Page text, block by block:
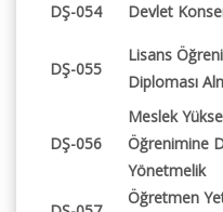
DŞ-054
Devlet
DŞ-055
Lisans
Diploması
DŞ-056
Meslek
Öğrenimine
Yönetmelik
Öğretmen